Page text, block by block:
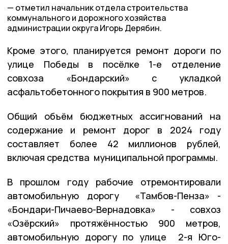
отметил начальник отдела строительства
коммунального и дорожного хозяйства
администрации округа Игорь Дерябин.
Кроме этого, планируется ремонт дороги по
улице Победы в посёлке 1-е отделение
совхоза «Бондарский» с укладкой
асфальтобетонного покрытия в 900 метров.
Общий объём бюджетных ассигнований на
содержание и ремонт дорог в 2024 году
составляет более 42 миллионов рублей,
включая средства муниципальной программы.
В прошлом году рабочие отремонтировали
автомобильную дорогу «Тамбов-Пенза» -
«Бондари-Пичаево-Вернадовка» - совхоз
«Озёрский» протяжённостью 900 метров,
автомобильную дорогу по улице 2-я Юго-